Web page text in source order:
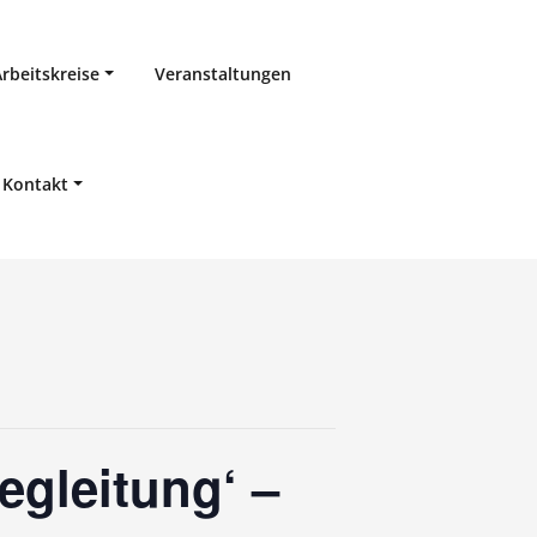
Veranstaltungen
Kontakt
–